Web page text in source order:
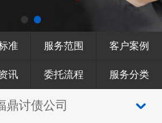
准 服务范围 客户案例
讯 委托流程 服务分类
鼎讨债公司